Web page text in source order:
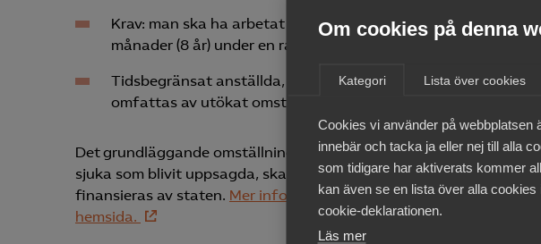
Om cookies på denna
Kategori Lista över cookies
Cookies vi använder på webbplatsen
innebär och tacka ja eller nej till alla
som tidigare har aktiverats kommer
kan även se en lista över alla
cookie-deklarationen.
Läs mer
Krav: man ska ha arbetat i snitt minst 16 timmar per vecka
månader (8 år) under en ramtid om 14 år.
Tidsbegränsat anställda, uppsagda på grund av sjukdom
omfattas av utökat omställningsavtal (omställningsstöd och
Det grundläggande omställnings- och kompetensstödet, såsom
sjuka som blivit uppsagda, ska erbjudas alla anställda, oavsett
finansieras av staten. Mer information kring detta samt
hemsida.